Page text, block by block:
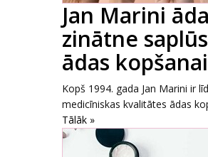
Jan Marini
zinātne
ādas kopšanai
Kopš 1994. gada Jan Marini ir
medicīniskas kvalitātes ādas
Tālāk »